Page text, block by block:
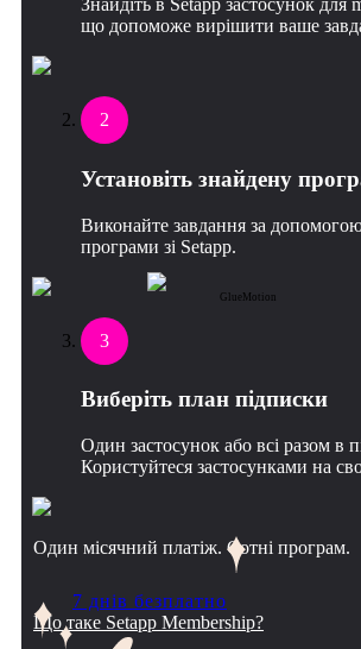
Знайдіть в Setapp застосунок для
що допоможе вирішити ваше
2
Установіть знайдену
Виконайте завдання за
програми зі Setapp.
GlueMotion
3
Виберіть план підписки
Один застосунок або всі разом в
Користуйтеся застосунками на
Один місячний платіж. Сотні програм.
7 днів безплатно
Що таке Setapp Membership?